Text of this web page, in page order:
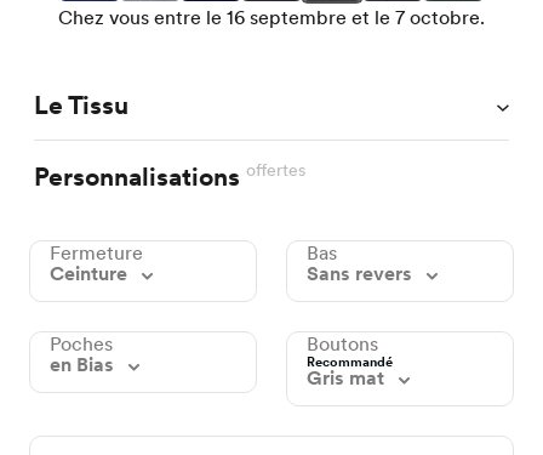
Chez vous entre le 16 septembre et le 7 octobre.
Le Tissu
Personnalisations offertes
Fermeture
Ceinture
Bas
Sans revers
Poches
en Bias
Boutons
Recommandé
Gris mat